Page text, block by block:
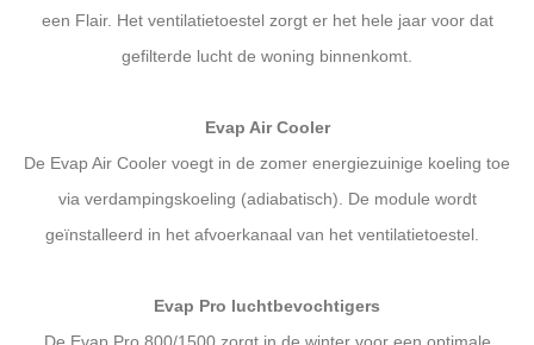
een Flair. Het ventilatietoestel zorgt er het hele jaar voor dat
gefilterde lucht de woning binnenkomt.
Evap Air Cooler
De Evap Air Cooler voegt in de zomer energiezuinige koeling toe
via verdampingskoeling (adiabatisch). De module wordt
geïnstalleerd in het afvoerkanaal van het ventilatietoestel.
Evap Pro luchtbevochtigers